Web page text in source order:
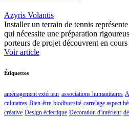
Azyris Volantis
Installer un terrain de tennis
qui nécessite une préparation
porteurs de projet découvrent en
Voir article
Étiquettes
aménagement extérieur associations humanitaires
culinaires Bien-être biodiversité carrelage aspect
créative Design éclectique Décoration d'intérieur